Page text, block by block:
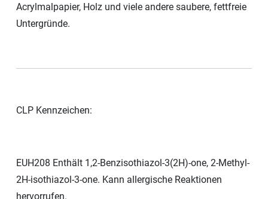
Acrylmalpapier, Holz und viele andere saubere, fettfreie
Untergründe.
CLP Kennzeichen:
EUH208 Enthält 1,2-Benzisothiazol-3(2H)-one, 2-Methyl-
2H-isothiazol-3-one. Kann allergische Reaktionen
hervorrufen.